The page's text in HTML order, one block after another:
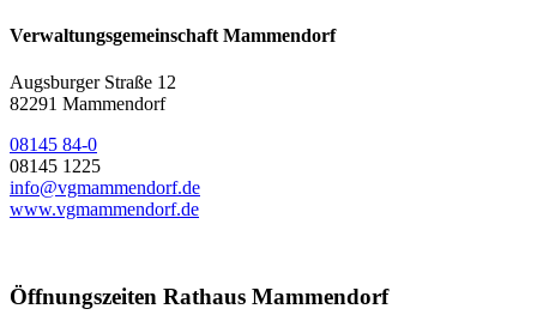
Verwaltungsgemeinschaft Mammendorf
Augsburger Straße 12
82291 Mammendorf
08145 84-0
08145 1225
info@vgmammendorf.de
www.vgmammendorf.de
Öffnungszeiten Rathaus Mammendorf